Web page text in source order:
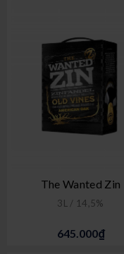
The Wanted Zin
3L / 14,5%
645.000₫